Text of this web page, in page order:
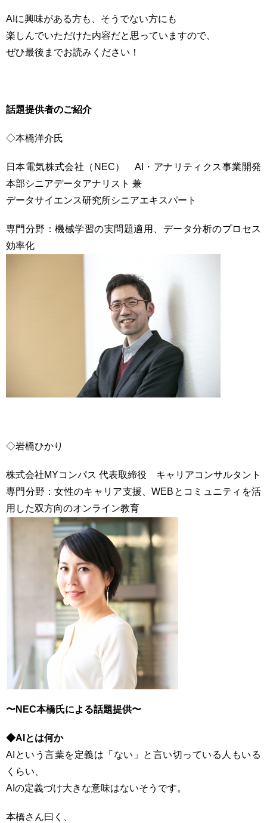
AIに興味がある方も、そうでない方にも
楽しんでいただけた内容だと思っていますので、
ぜひ最後までお読みください！
話題提供者のご紹介
◇本橋洋介氏
日本電気株式会社（NEC） AI・アナリティクス事業開発
本部シニアデータアナリスト 兼
データサイエンス研究所シニアエキスパート
専門分野：機械学習の実問題適用、データ分析のプロセス
効率化
◇岩橋ひかり
株式会社MYコンパス 代表取締役 キャリアコンサルタント
専門分野：女性のキャリア支援、WEBとコミュニティを活
用した双方向のオンライン教育
〜NEC本橋氏による話題提供〜
◆AIとは何か
AIという言葉を定義は「ない」と言い切っている人もいる
くらい、
AIの定義づけ大きな意味はないそうです。
本橋さん曰く、